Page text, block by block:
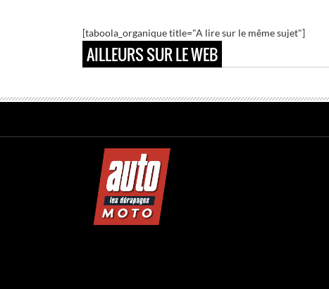
[taboola_organique title="A lire sur le même sujet"]
AILLEURS SUR LE WEB